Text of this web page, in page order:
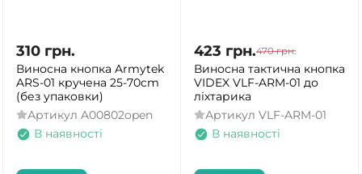
310 грн.
Виносна кнопка Armytek
ARS-01 кручена 25-70cm
(без упаковки)
Артикул A00802open
В наявності
423 грн.470 грн.
Виносна тактична кнопка
VIDEX VLF-ARM-01 до
ліхтарика
Артикул VLF-ARM-01
В наявності